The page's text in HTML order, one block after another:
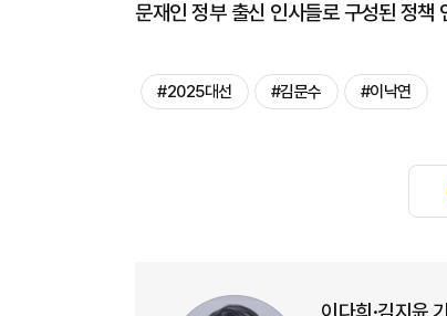
문재인 정부 출신 인사들로 구성된 정책
#2025대선 #김문수 #이낙연
이다희·김지윤